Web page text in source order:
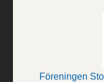
Föreningen